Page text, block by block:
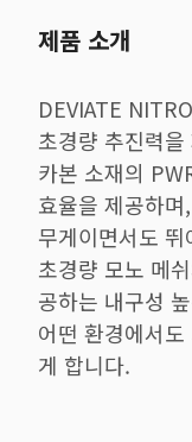
제품 소개
DEVIATE
초경량 추진력
카본 소재의
효율을 제공하
무게이면서도
초경량 모노 메
공하는 내구성
어떤 환경에서
게 합니다.